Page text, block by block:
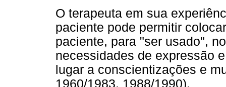
O terapeuta em sua
paciente pode permitir
paciente, para "ser usado",
necessidades de expressão
lugar a conscientizações e
1960/1983, 1988/1990).